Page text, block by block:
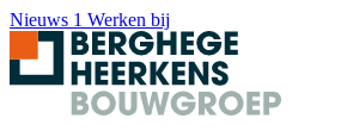
Nieuws 1 Werken bij